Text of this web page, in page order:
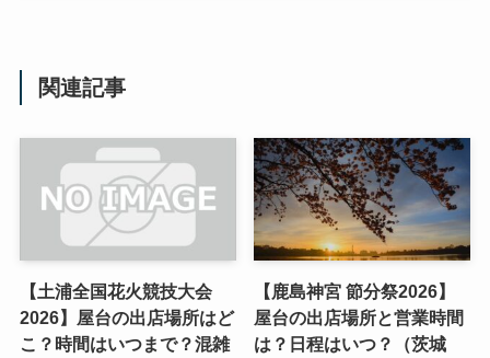
関連記事
【土浦全国花火競技大会
2026】屋台の出店場所はど
こ？時間はいつまで？混雑
【鹿島神宮 節分祭2026】
屋台の出店場所と営業時間
は？日程はいつ？（茨城